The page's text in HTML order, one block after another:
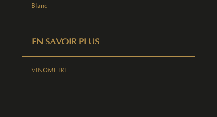
Blanc
EN SAVOIR PLUS
VINOMETRE